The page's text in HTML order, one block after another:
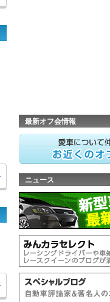
最新オフ会情報
ニュース